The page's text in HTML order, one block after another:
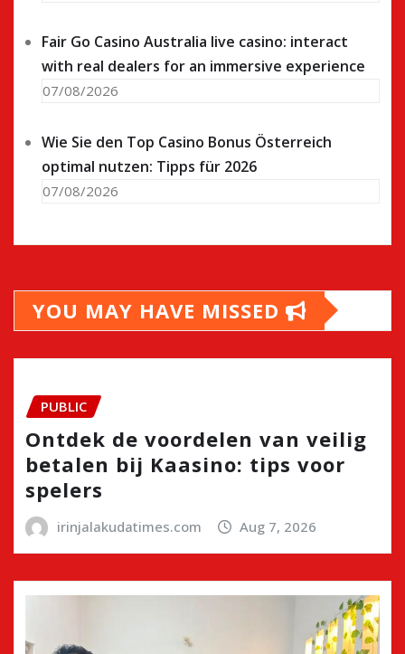
Fair Go Casino Australia live casino: interact
with real dealers for an immersive experience
07/08/2026
Wie Sie den Top Casino Bonus Österreich
optimal nutzen: Tipps für 2026
07/08/2026
YOU MAY HAVE MISSED
PUBLIC
Ontdek de voordelen van veilig
betalen bij Kaasino: tips voor
spelers
irinjalakudatimes.com Aug 7, 2026